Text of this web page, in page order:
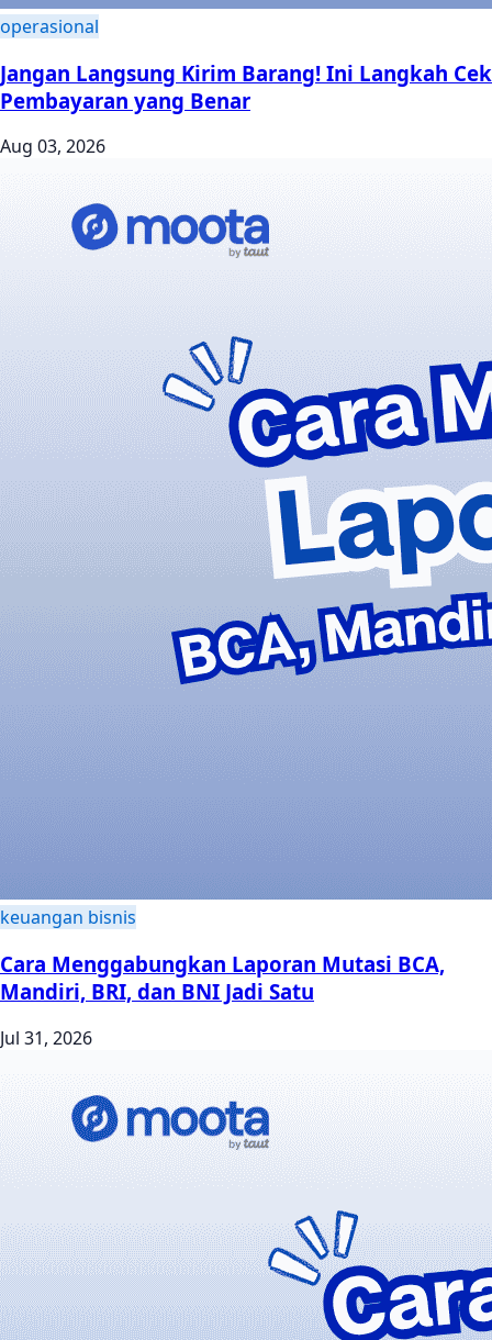
operasional
Jangan Langsung Kirim Barang! Ini Langkah Cek
Pembayaran yang Benar
Aug 03, 2026
keuangan bisnis
Cara Menggabungkan Laporan Mutasi BCA,
Mandiri, BRI, dan BNI Jadi Satu
Jul 31, 2026